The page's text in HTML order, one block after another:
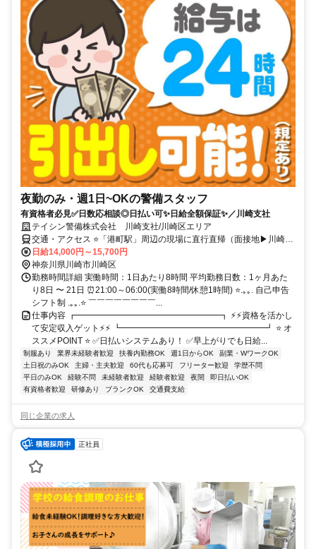
夜勤のみ・週1日~OKの警備スタッフ
有資格者必見✅日数応相談◎日払い可✨日給全額保証✨／川崎支社
テイシン警備株式会社 川崎支社/川崎区エリア
交通・アクセス ⭐「港町駅」周辺の現場に直行直帰（面接地▶川崎駅
徒歩10分）
日給14,000円～15,700円
神奈川県川崎市川崎区
勤務時間詳細 実働時間：1日あたり8時間 平均勤務日数：1ヶ月あた
り8日 〜 21日 ⏰21:00～06:00(実働8時間/休憩1時間) ⭐.｡｡. 自己申告
シフト制 .｡｡.⭐ ￣￣￣￣￣￣￣￣...
仕事内容 ┏━━━━━━━━━━━━━━━━━┓ ⚡⚡資格を活かし
て安定収入ゲット⚡⚡ ┗━━━━━━━━━━━━━━━━━┛ ⭐ オ
ススメPOINT ⭐ ✅日払いシステムあり！ ✅早上がりでも日給...
制服あり 業界未経験者歓迎 扶養内勤務OK 週1日からOK
副業・WワークOK
土日祝のみOK
主婦・主夫歓迎 60代も応募可 フリーター歓迎
学歴不問
平日のみOK
経験不問 未経験者歓迎 経験者歓迎 夜間
即日払いOK
有資格者歓迎
研修あり ブランクOK 交通費支給
同じ企業の求人
正社員